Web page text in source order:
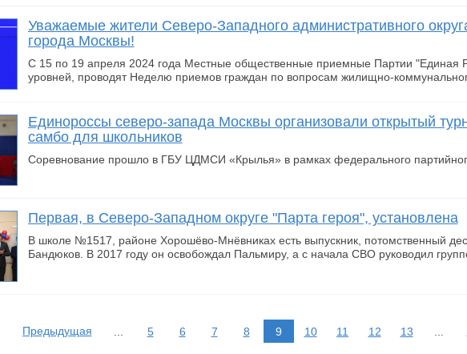
Уважаемые жители Северо-Западного административного
города Москвы!
С 15 по 19 апреля 2024 года Местные общественные приемные Партии "Единая
уровней, проводят Неделю приемов граждан по вопросам жилищно-
Единороссы северо-запада Москвы организовали открытый
самбо для школьников
Соревнование прошло в ГБУ ЦДМСИ «Крылья» в рамках федерального
Первая, в Северо-Западном округе "Парта героя", установлена
В школе №1517, районе Хорошёво-Мнёвниках есть выпускник, потомственный
Бандюков. В 2017 году он освобождал Пальмиру, а с начала СВО руководил
Предыдущая 5 6 7 8 9 10 11 12 13